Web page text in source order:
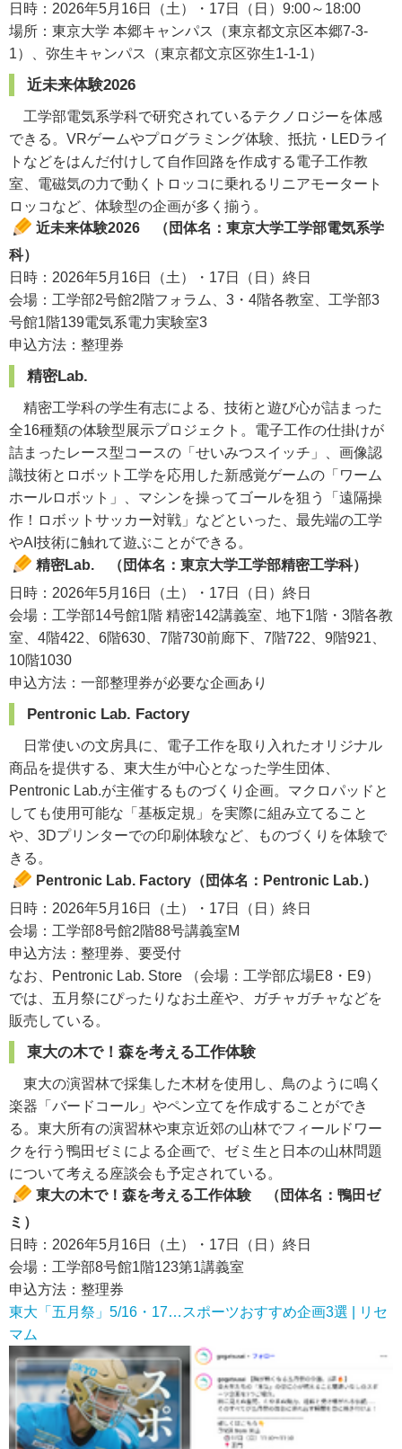
日時：2026年5月16日（土）・17日（日）9:00～18:00
場所：東京大学 本郷キャンパス（東京都文京区本郷7-3-
1）、弥生キャンパス（東京都文京区弥生1-1-1）
近未来体験2026
工学部電気系学科で研究されているテクノロジーを体感
できる。VRゲームやプログラミング体験、抵抗・LEDライ
トなどをはんだ付けして自作回路を作成する電子工作教
室、電磁気の力で動くトロッコに乗れるリニアモータート
ロッコなど、体験型の企画が多く揃う。
近未来体験2026 （団体名：東京大学工学部電気系学
科）
日時：2026年5月16日（土）・17日（日）終日
会場：工学部2号館2階フォラム、3・4階各教室、工学部3
号館1階139電気系電力実験室3
申込方法：整理券
精密Lab.
精密工学科の学生有志による、技術と遊び心が詰まった
全16種類の体験型展示プロジェクト。電子工作の仕掛けが
詰まったレース型コースの「せいみつスイッチ」、画像認
識技術とロボット工学を応用した新感覚ゲームの「ワーム
ホールロボット」、マシンを操ってゴールを狙う「遠隔操
作！ロボットサッカー対戦」などといった、最先端の工学
やAI技術に触れて遊ぶことができる。
精密Lab. （団体名：東京大学工学部精密工学科）
日時：2026年5月16日（土）・17日（日）終日
会場：工学部14号館1階 精密142講義室、地下1階・3階各教
室、4階422、6階630、7階730前廊下、7階722、9階921、
10階1030
申込方法：一部整理券が必要な企画あり
Pentronic Lab. Factory
日常使いの文房具に、電子工作を取り入れたオリジナル
商品を提供する、東大生が中心となった学生団体、
Pentronic Lab.が主催するものづくり企画。マクロパッドと
しても使用可能な「基板定規」を実際に組み立てること
や、3Dプリンターでの印刷体験など、ものづくりを体験で
きる。
Pentronic Lab. Factory（団体名：Pentronic Lab.）
日時：2026年5月16日（土）・17日（日）終日
会場：工学部8号館2階88号講義室M
申込方法：整理券、要受付
なお、Pentronic Lab. Store （会場：工学部広場E8・E9）
では、五月祭にぴったりなお土産や、ガチャガチャなどを
販売している。
東大の木で！森を考える工作体験
東大の演習林で採集した木材を使用し、鳥のように鳴く
楽器「バードコール」やペン立てを作成することができ
る。東大所有の演習林や東京近郊の山林でフィールドワー
クを行う鴨田ゼミによる企画で、ゼミ生と日本の山林問題
について考える座談会も予定されている。
東大の木で！森を考える工作体験 （団体名：鴨田ゼ
ミ）
日時：2026年5月16日（土）・17日（日）終日
会場：工学部8号館1階123第1講義室
申込方法：整理券
東大「五月祭」5/16・17…スポーツおすすめ企画3選 | リセ
マム